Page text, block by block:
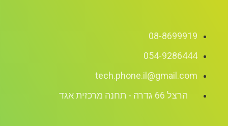
08-8699919
054-9286444
tech.phone.il@gmail.com
הרצל 66 גדרה - תחנה מרכזית אגד